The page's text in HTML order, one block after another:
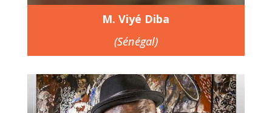
M. Viyé Diba
(Sénégal)